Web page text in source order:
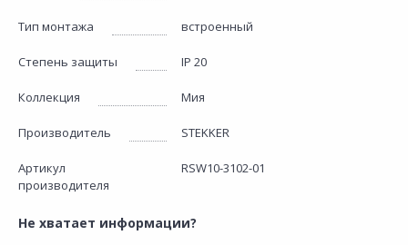
Тип монтажа встроенный
Степень защиты IP 20
Коллекция Мия
Производитель STEKKER
Артикул
производителя
RSW10-3102-01
Не хватает информации?